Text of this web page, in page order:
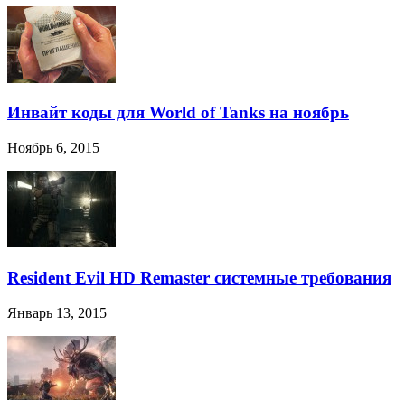
Инвайт коды для World of Tanks на ноябрь
Ноябрь 6, 2015
Resident Evil HD Remaster системные требования
Январь 13, 2015